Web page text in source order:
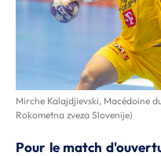
Mirche Kalajdjievski, Macédoine
Rokometna zveza Slovenije)
Pour le match